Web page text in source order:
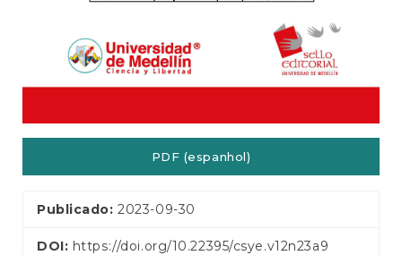
PDF (espanhol)
Publicado:2023-09-30
DOI: https://doi.org/10.22395/csye.v12n23a9